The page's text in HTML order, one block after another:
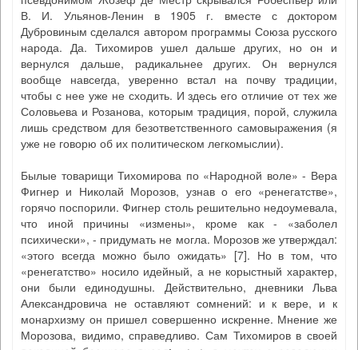
В. И. Ульянов-Ленин в 1905 г. вместе с доктором
Дубровиным сделался автором программы Союза русского
народа. Да. Тихомиров ушел дальше других, но он и
вернулся дальше, радикальнее других. Он вернулся
вообще навсегда, уверенно встал на почву традиции,
чтобы с нее уже не сходить. И здесь его отличие от тех же
Соловьева и Розанова, которым традиция, порой, служила
лишь средством для безответственного самовыражения (я
уже не говорю об их политическом легкомыслии).
Былые товарищи Тихомирова по «Народной воле» - Вера
Фигнер и Николай Морозов, узнав о его «ренегатстве»,
горячо поспорили. Фигнер столь решительно недоумевала,
что иной причины «измены», кроме как - «заболел
психически», - придумать не могла. Морозов же утверждал:
«этого всегда можно было ожидать» [7]. Но в том, что
«ренегатство» носило идейный, а не корыстный характер,
они были единодушны. Действительно, дневники Льва
Александровича не оставляют сомнений: и к вере, и к
монархизму он пришел совершенно искренне. Мнение же
Морозова, видимо, справедливо. Сам Тихомиров в своей